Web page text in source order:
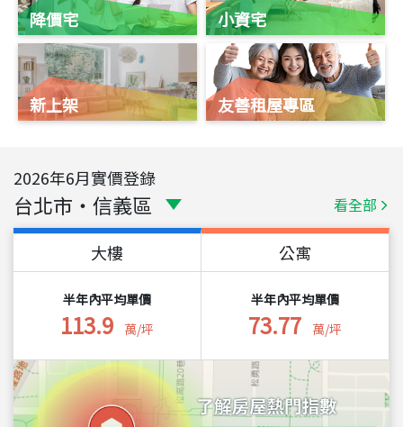
降價宅
新上架
小資宅
友善租屋專區
2026年6月實價登錄
台北市 ・ 信義區 看全部
大樓
半年內平均單價
113.9 萬/坪
公寓
半年內平均單價
73.77 萬/坪